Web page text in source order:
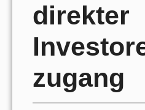
direkter
zugang